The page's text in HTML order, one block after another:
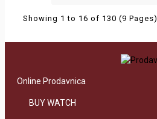
Showing 1 to 16 of 130 (9 Pages)
Online Prodavnica
BUY WATCH